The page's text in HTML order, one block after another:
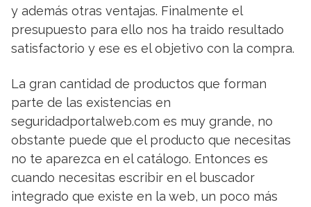
y además otras ventajas. Finalmente el
presupuesto para ello nos ha traido resultado
satisfactorio y ese es el objetivo con la compra.
La gran cantidad de productos que forman
parte de las existencias en
seguridadportalweb.com es muy grande, no
obstante puede que el producto que necesitas
no te aparezca en el catálogo. Entonces es
cuando necesitas escribir en el buscador
integrado que existe en la web, un poco más